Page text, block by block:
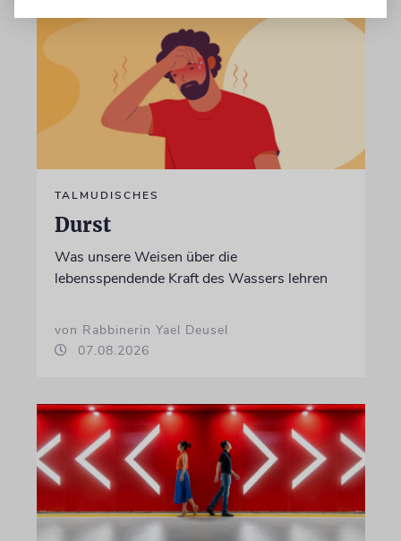
TALMUDISCHES
Durst
Was unsere Weisen über die
lebensspendende Kraft des Wassers lehren
von Rabbinerin Yael Deusel
07.08.2026